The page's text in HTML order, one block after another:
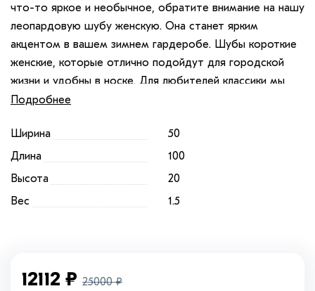
что-то яркое и необычное, обратите внимание на нашу
леопардовую шубу женскую. Она станет ярким
акцентом в вашем зимнем гардеробе. Шубы короткие
женские, которые отлично подойдут для городской
жизни и удобны в носке. Для любителей классики мы
рекомендуем шубу искусственную под норку, которая
нужна дополнительная защита от холода, выберите
шубу женскую искусственную зимнюю с капюшоном. Не
забудьте обратить внимание на наши укороченные
стилями одежды. Для тех, кто предпочитает длинные
белая, черная, которая добавит романтики в ваш
Подробнее
Ширина
50
Длина
100
Высота
20
Вес
1.5
12112 ₽ 25000₽